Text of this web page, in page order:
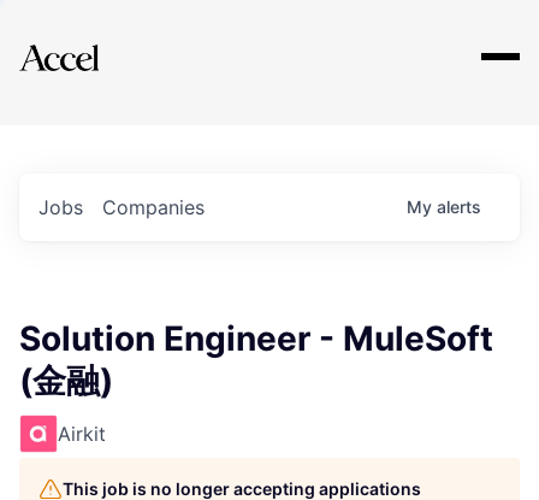
Explore
Jobs Companies My alerts
Solution Engineer - MuleSoft
(金融)
Airkit
This job is no longer accepting applications